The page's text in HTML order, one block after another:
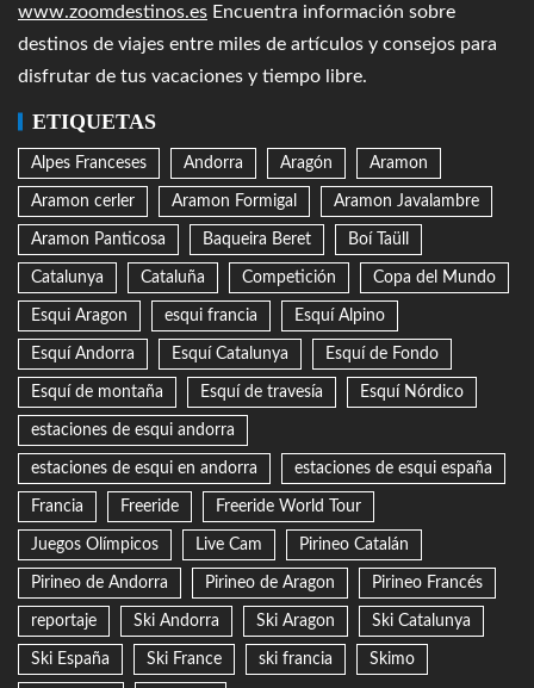
www.zoomdestinos.es Encuentra información sobre
destinos de viajes entre miles de artículos y consejos para
disfrutar de tus vacaciones y tiempo libre.
ETIQUETAS
Alpes Franceses Andorra Aragón Aramon
Aramon cerler Aramon Formigal Aramon Javalambre
Aramon Panticosa Baqueira Beret Boí Taüll
Catalunya Cataluña Competición Copa del Mundo
Esqui Aragon esqui francia Esquí Alpino
Esquí Andorra Esquí Catalunya Esquí de Fondo
Esquí de montaña Esquí de travesía Esquí Nórdico
estaciones de esqui andorra
estaciones de esqui en andorra estaciones de esqui españa
Francia Freeride Freeride World Tour
Juegos Olímpicos Live Cam Pirineo Catalán
Pirineo de Andorra Pirineo de Aragon Pirineo Francés
reportaje Ski Andorra Ski Aragon Ski Catalunya
Ski España Ski France ski francia Skimo